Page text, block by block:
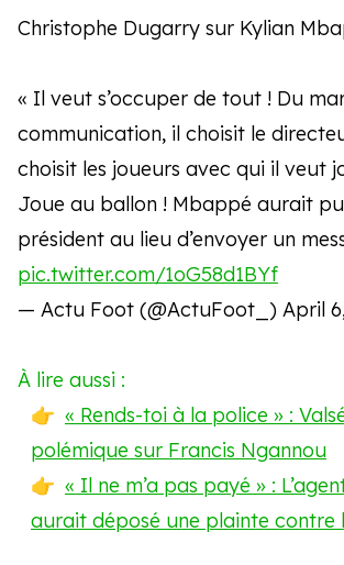
Christophe Dugarry sur Kylian
« Il veut s’occuper de tout ! Du
communication, il choisit le
choisit les joueurs avec qui il veut
Joue au ballon ! Mbappé aurait
président au lieu d’envoyer un
pic.twitter.com/1oG58d1BYf
— Actu Foot (@ActuFoot_) April
À lire aussi :
« Rends-toi à la police » :
polémique sur Francis Ngannou
« Il ne m’a pas payé » :
aurait déposé une plainte contre